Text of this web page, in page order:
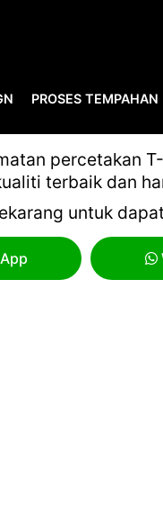
PROSES TEMPAHAN
percetakan
terbaik dan
untuk